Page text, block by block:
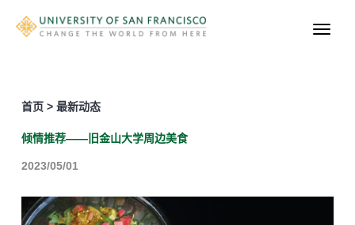
首页 > 最新动态
倾情推荐——旧金山大学周边美食
2023/05/01